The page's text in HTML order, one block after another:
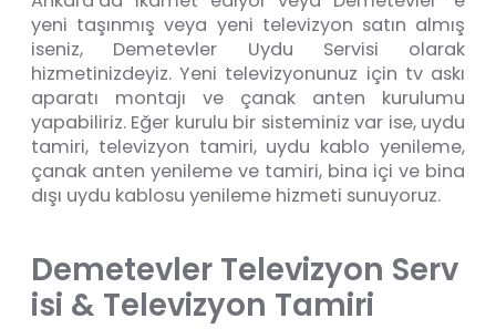
yeni taşınmış veya yeni televizyon satın almış
iseniz, Demetevler Uydu Servisi olarak
hizmetinizdeyiz. Yeni televizyonunuz için tv askı
aparatı montajı ve çanak anten kurulumu
yapabiliriz. Eğer kurulu bir sisteminiz var ise, uydu
tamiri, televizyon tamiri, uydu kablo yenileme,
çanak anten yenileme ve tamiri, bina içi ve bina
dışı uydu kablosu yenileme hizmeti sunuyoruz.
Demetevler Televizyon Serv
isi & Televizyon Tamiri